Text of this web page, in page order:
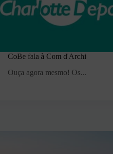
CoBe fala à Com d'Archi
Ouça agora mesmo! Os...